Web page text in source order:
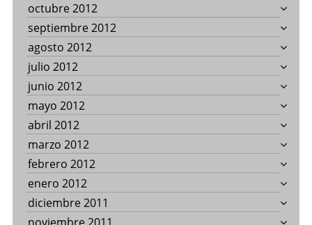
octubre 2012
septiembre 2012
agosto 2012
julio 2012
junio 2012
mayo 2012
abril 2012
marzo 2012
febrero 2012
enero 2012
diciembre 2011